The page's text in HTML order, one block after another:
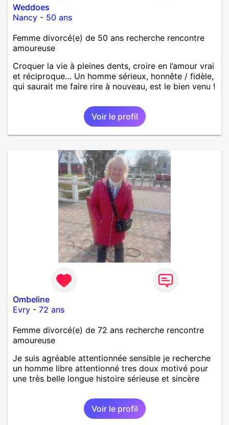
Weddoes
Nancy - 50 ans
Femme divorcé(e) de 50 ans recherche rencontre
amoureuse
Croquer la vie à pleines dents, croire en l’amour vrai
et réciproque… Un homme sérieux, honnête / fidèle,
qui saurait me faire rire à nouveau, est le bien venu !
Voir le profil
Ombeline
Evry - 72 ans
Femme divorcé(e) de 72 ans recherche rencontre
amoureuse
Je suis agréable attentionnée sensible je recherche
un homme libre attentionné tres doux motivé pour
une très belle longue histoire sérieuse et sincère
Voir le profil